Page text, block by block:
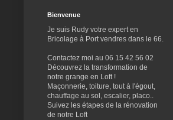
Bienvenue
Je suis Rudy votre expert en
Bricolage à Port vendres dans le 66.
Contactez moi au 06 15 42 56 02
Découvrez la transformation de
notre grange en Loft !
Maçonnerie, toiture, tout à l'égout,
chauffage au sol, escalier, placo..
Suivez les étapes de la rénovation
de notre Loft